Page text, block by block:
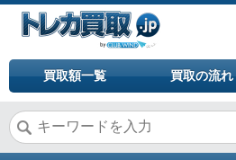
買取額一覧 買取の流れ